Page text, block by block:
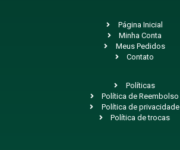
Página Inicial
Minha Conta
Meus Pedidos
Contato
Políticas
Política de Reembolso
Política de privacidade
Política de trocas